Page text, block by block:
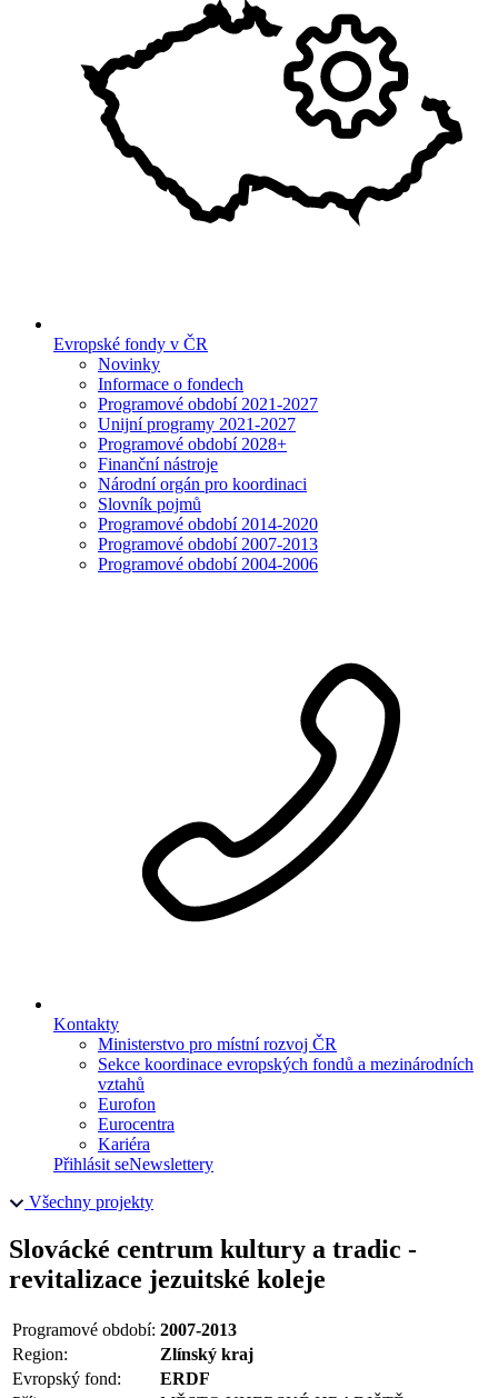
Evropské fondy v ČR
Novinky
Informace o fondech
Programové období 2021-2027
Unijní programy 2021-2027
Programové období 2028+
Finanční nástroje
Národní orgán pro koordinaci
Slovník pojmů
Programové období 2014-2020
Programové období 2007-2013
Programové období 2004-2006
Kontakty
Ministerstvo pro místní rozvoj ČR
Sekce koordinace evropských fondů a mezinárodních
vztahů
Eurofon
Eurocentra
Kariéra
Přihlásit seNewslettery
Všechny projekty
Slovácké centrum kultury a tradic -
revitalizace jezuitské koleje
Programové období: 2007-2013
Region:
Zlínský kraj
Evropský fond:
ERDF